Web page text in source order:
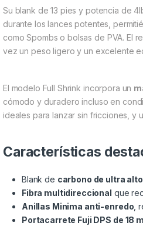
Su blank de 13 pies y potencia de
durante los lances potentes,
como Spombs o bolsas de PVA. El
vez un peso ligero y un excelente
El modelo Full Shrink incorpora un
cómodo y duradero incluso en
ideales para lanzar sin fricciones, y
Características
Blank de carbono de ultra
Fibra multidireccional que
Anillas Minima anti-enredo ,
Portacarrete Fuji DPS de 18